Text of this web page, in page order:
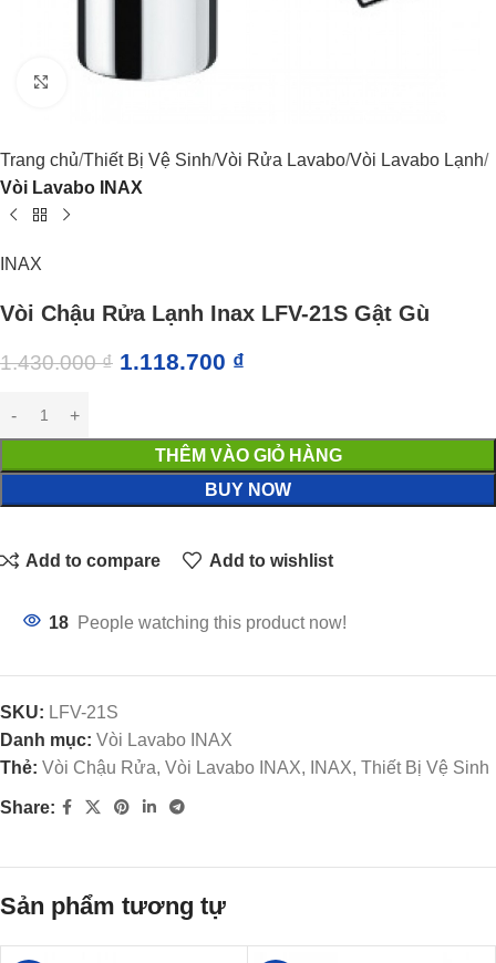
Click to enlarge
Trang chủ Thiết Bị Vệ Sinh Vòi Rửa Lavabo Vòi Lavabo Lạnh
Vòi Lavabo INAX
INAX
Vòi Chậu Rửa Lạnh Inax LFV-21S Gật Gù
1.430.000₫ 1.118.700 ₫
THÊM VÀO GIỎ HÀNG
BUY NOW
Add to compare Add to wishlist
18 People watching this product now!
SKU: LFV-21S
Danh mục: Vòi Lavabo INAX
Thẻ: Vòi Chậu Rửa, Vòi Lavabo INAX, INAX, Thiết Bị Vệ Sinh
Share:
Sản phẩm tương tự